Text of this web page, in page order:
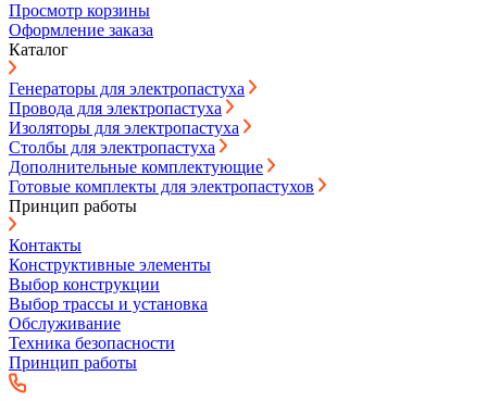
Просмотр корзины
Оформление заказа
Каталог
Генераторы для электропастуха
Провода для электропастуха
Изоляторы для электропастуха
Столбы для электропастуха
Дополнительные комплектующие
Готовые комплекты для электропастухов
Принцип работы
Контакты
Конструктивные элементы
Выбор конструкции
Выбор трассы и установка
Обслуживание
Техника безопасности
Принцип работы